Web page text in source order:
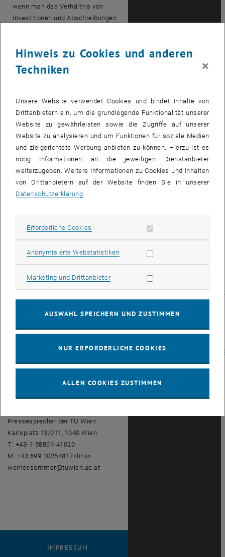
wenn man das Verhältnis von
Investitionen und Abschreibungen
investiert als abgeschrieben) und
stieg kontinuierlich auf 1.93 (2009).
und Controlling der TU Wien, eine
positive Bilanz: „Der
Rechnungsabschluss zeigt den
Erfolg der gesetzten
Konsolidierungsmaßnahmen und
der eingeleiteten
Systemoptimierung.“ Er warnt aber
auch, dass dieser Erfolgskurs durch
die vom BMWF in Aussicht gestellte
Leistungsperiode 2013 – 2015
gefährdet ist.
TU-Rechnungsabschluss 2009:
file:17067>www.tuwien.ac.at/fileadmin/t/tuwien/docs/leitung/
des BMWF: <link http:
www.bmwf.gv.at uploads
rechnungsabschluss_vo.pdf>www.bmwf.gv.at/uploads/
Download:
Rückfragehinweis:
Pressesprecher der TU Wien
Karlsplatz 13/011, 1040 Wien
T: +43-1-58801-41020
M: +43 699 10254817<link>
werner.sommer@tuwien.ac.at
IMPRESSUM
Hinweis zu Cookies und anderen
Techniken
×
Unsere Website verwendet Cookies und bindet Inhalte von
Drittanbietern ein, um die grundlegende Funktionalität unserer
Website zu gewährleisten sowie die Zugriffe auf unserer
Website zu analysieren und um Funktionen für soziale Medien
und zielgerichtete Werbung anbieten zu können. Hierzu ist es
nötig Informationen an die jeweiligen Dienstanbieter
weiterzugeben. Weitere Informationen zu Cookies und Inhalten
von Drittanbietern auf der Website finden Sie in unserer
Datenschutzerklärung.
Erforderliche Cookies Erforderliche Cookies zulassen
Anonymisierte WebstatistikenStatistik Cookies zulassen
Marketing und DrittanbieterMarketing Cookies zulassen
AUSWAHL SPEICHERN UND ZUSTIMMEN
NUR ERFORDERLICHE COOKIES
ALLEN COOKIES ZUSTIMMEN